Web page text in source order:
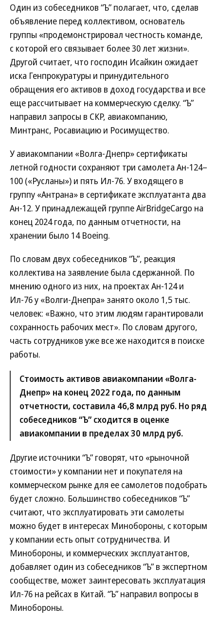
Один из собеседников “Ъ” полагает, что, сделав
объявление перед коллективом, основатель
группы «продемонстрировал честность команде,
с которой его связывает более 30 лет жизни».
Другой считает, что господин Исайкин ожидает
иска Генпрокуратуры и принудительного
обращения его активов в доход государства и все
еще рассчитывает на коммерческую сделку. “Ъ”
направил запросы в СКР, авиакомпанию,
Минтранс, Росавиацию и Росимущество.
У авиакомпании «Волга-Днепр» сертификаты
летной годности сохраняют три самолета Ан-124–
100 («Русланы») и пять Ил-76. У входящего в
группу «Антрана» в сертификате эксплуатанта два
Ан-12. У принадлежащей группе AirBridgeCargo на
конец 2024 года, по данным отчетности, на
хранении было 14 Boeing.
По словам двух собеседников “Ъ”, реакция
коллектива на заявление была сдержанной. По
мнению одного из них, на проектах Ан-124 и
Ил-76 у «Волги-Днепра» занято около 1,5 тыс.
человек: «Важно, что этим людям гарантировали
сохранность рабочих мест». По словам другого,
часть сотрудников уже все же находится в поиске
работы.
Стоимость активов авиакомпании «Волга-
Днепр» на конец 2022 года, по данным
отчетности, составила 46,8 млрд руб. Но ряд
собеседников “Ъ” сходится в оценке
авиакомпании в пределах 30 млрд руб.
Другие источники “Ъ” говорят, что «рыночной
стоимости» у компании нет и покупателя на
коммерческом рынке для ее самолетов подобрать
будет сложно. Большинство собеседников “Ъ”
считают, что эксплуатировать эти самолеты
можно будет в интересах Минобороны, с которым
у компании есть опыт сотрудничества. И
Минобороны, и коммерческих эксплуатантов,
добавляет один из собеседников “Ъ” в экспертном
сообществе, может заинтересовать эксплуатация
Ил-76 на рейсах в Китай. “Ъ” направил вопросы в
Минобороны.